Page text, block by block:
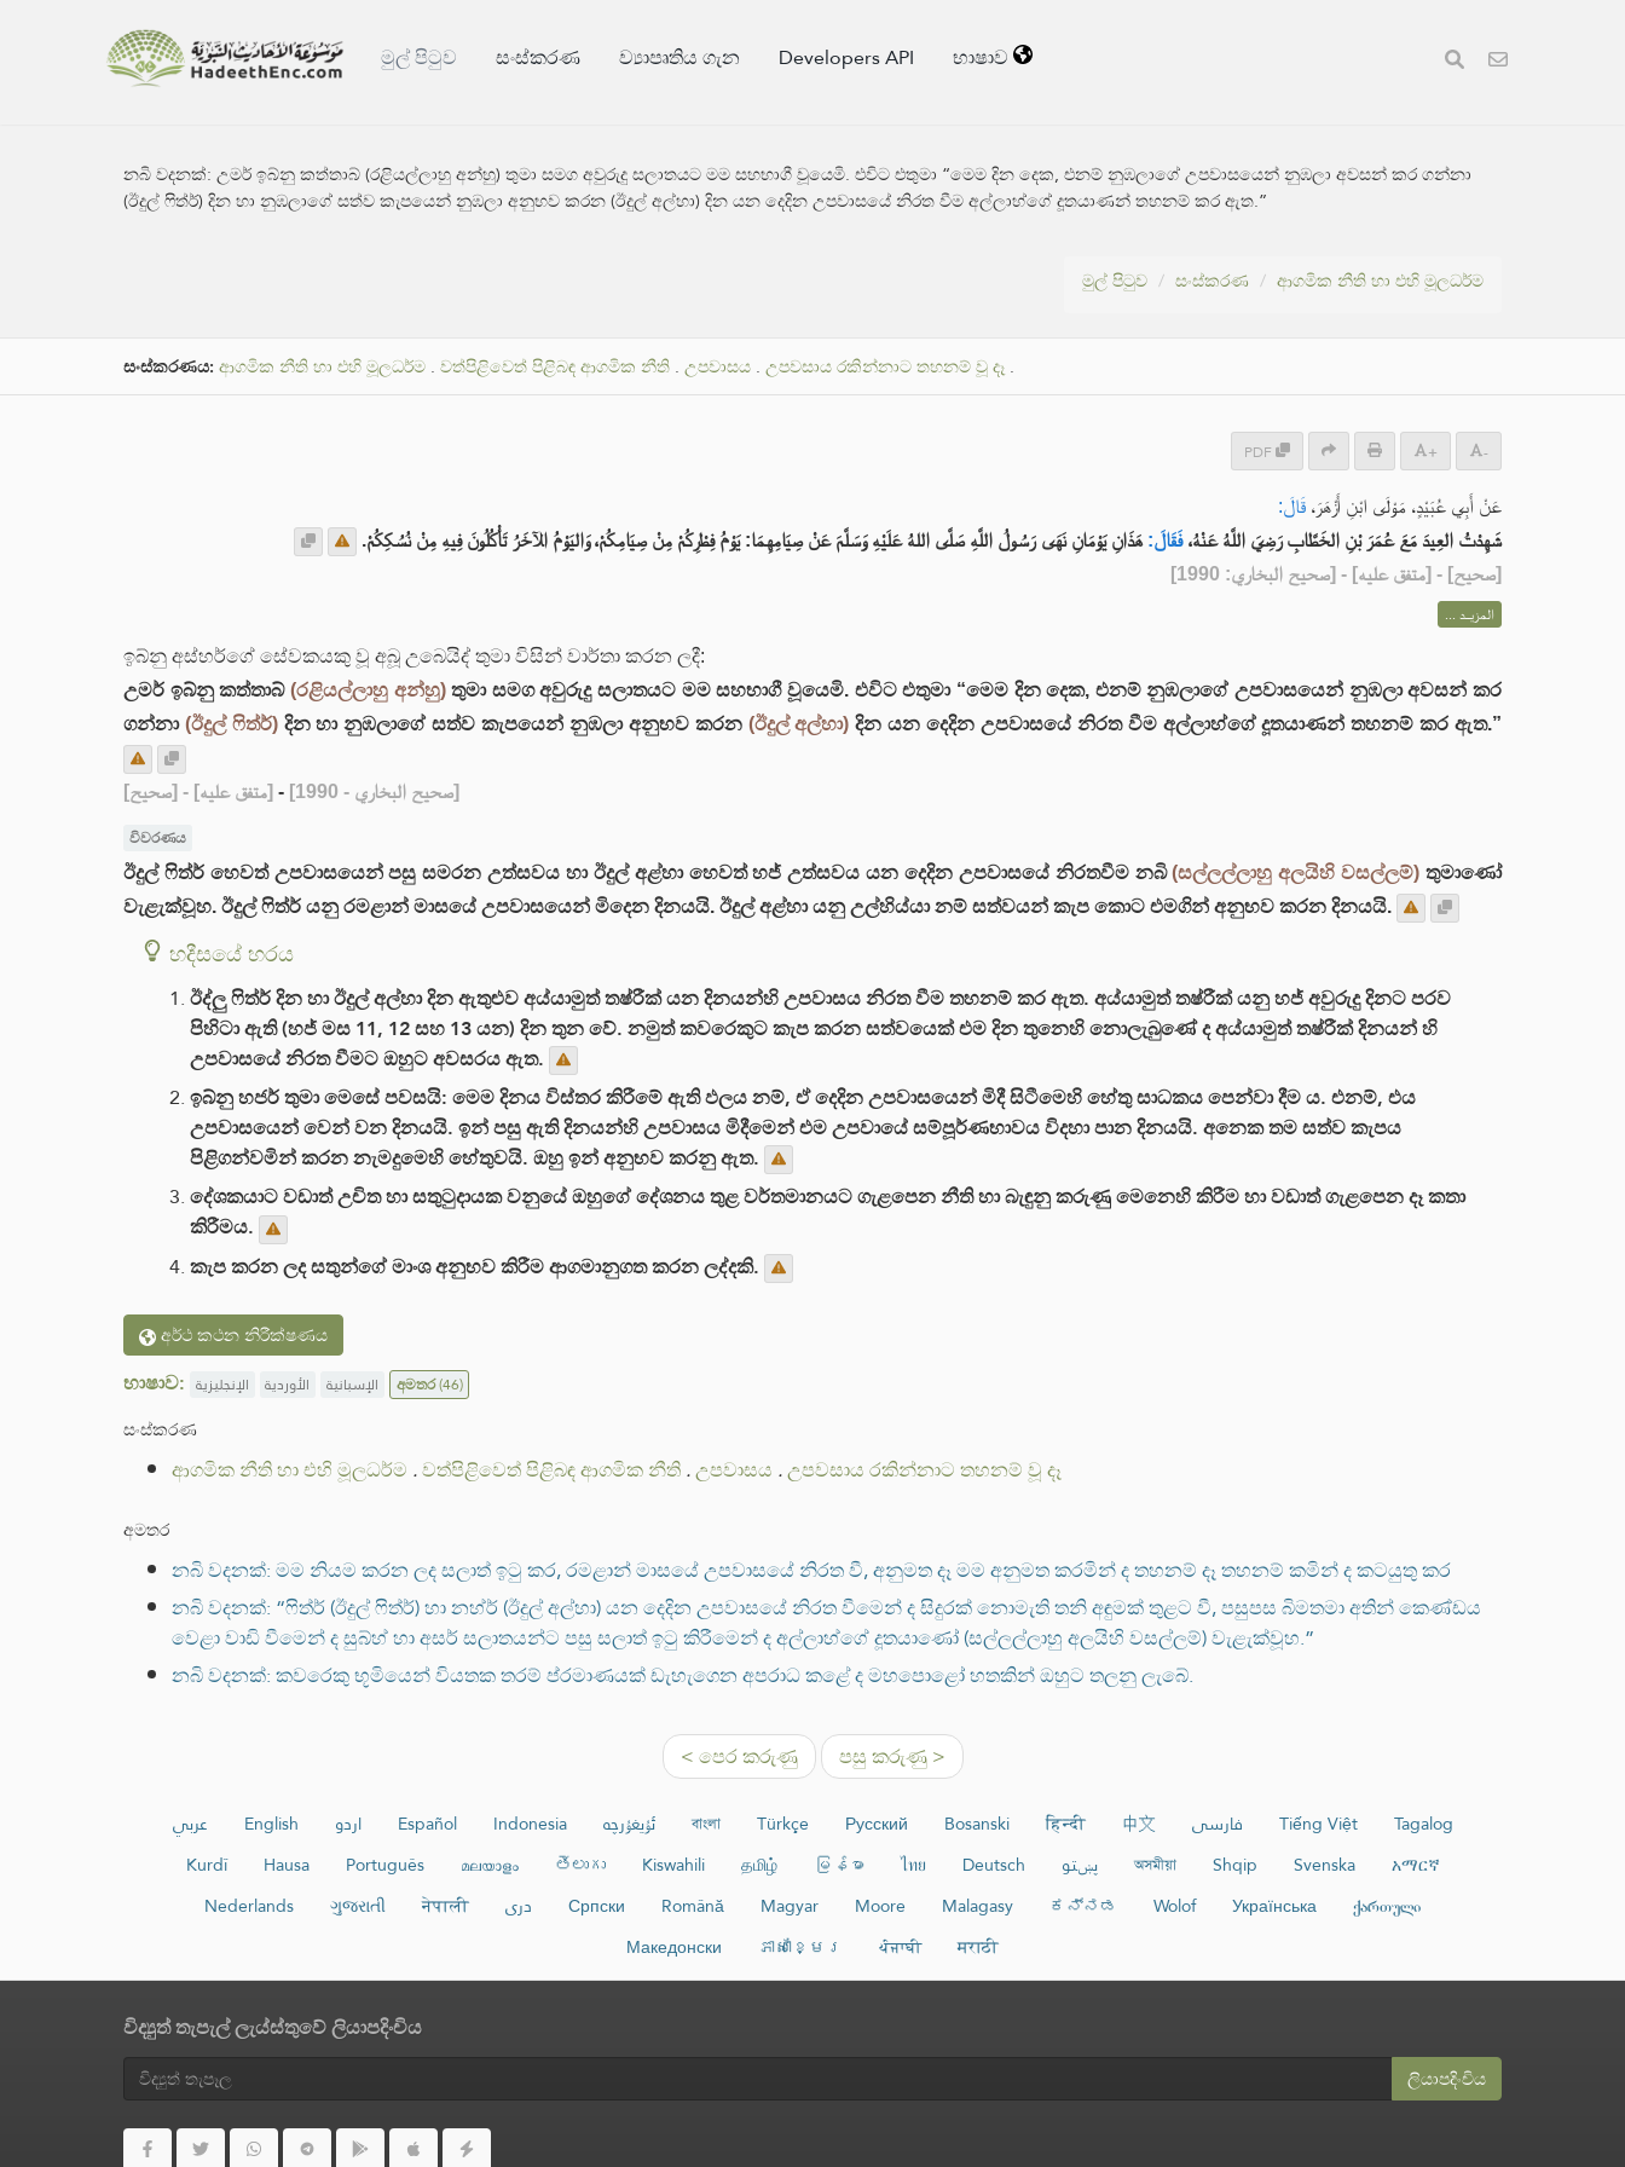
මුල් පිටුව සංස්කරණ ව්‍යාපෘතිය ගැන Developers API භාෂාව
නබි වදනක්:උමර් ඉබ්නු කත්තාබ් (රළියල්ලාහු අන්හු) තුමා සමග අවුරුදු සලාතයට මම සහභාගී වූයෙමි. එවිට එතුමා “මෙම දින දෙක, එනම් නුඹලාගේ උපවාසයෙන් නුඹලා අවසන් කර ගන්නා
(ඊදුල් ෆිත්ර්) දින හා නුඹලාගේ සත්ව කැපයෙන් නුඹලා අනුභව කරන (ඊදුල් අල්හා) දින යන දෙදින උපවාසයේ නිරත වීම අල්ලාහ්ගේ දූතයාණන් තහනම් කර ඇත.”
මුල් පිටුව සංස්කරණ ආගමික නීති හා එහි මූලධර්ම
සංස්කරණය: ආගමික නීති හා එහි මූලධර්ම . වත්පිළිවෙත් පිළිබඳ ආගමික නීති . උපවාසය . උපවසාය රකින්නාට තහනම් වූ දෑ.
PDF + -
عَنْ أَبِي عُبَيْدٍ، مَوْلَى ابْنِ أَزْهَرَ، قَالَ:
شَهِدْتُ العِيدَ مَعَ عُمَرَ بْنِ الخَطَّابِ رَضِيَ اللَّهُ عَنْهُ، فَقَالَ: هَذَانِ يَوْمَانِ نَهَى رَسُولُ اللَّهِ صَلَّى اللهُ عَلَيْهِ وَسَلَّمَ عَنْ صِيَامِهِمَا: يَوْمُ فِطْرِكُمْ مِنْ صِيَامِكُمْ، وَاليَوْمُ الآخَرُ تَأْكُلُونَ فِيهِ مِنْ نُسُكِكُمْ.
[صحيح] - [متفق عليه] - [صحيح البخاري: 1990]
المزيــد ...
ඉබ්නු අස්හර්ගේ සේවකයකු වූ අබූ උබෙයිද් තුමා විසින් වාර්තා කරන ලදී:
උමර් ඉබ්නු කත්තාබ් (රළියල්ලාහු අන්හු)තුමා සමග අවුරුදු සලාතයට මම සහභාගී වූයෙමි. එවිට එතුමා “මෙම දින දෙක, එනම් නුඹලාගේ උපවාසයෙන් නුඹලා අවසන් කර
ගන්නා (ඊදුල් ෆිත්ර්)දින හා නුඹලාගේ සත්ව කැපයෙන් නුඹලා අනුභව කරන (ඊදුල් අල්හා) දින යන දෙදින උපවාසයේ නිරත වීම අල්ලාහ්ගේ දූතයාණන් තහනම් කර ඇත.”
[صحيح] - [متفق عليه] - [صحيح البخاري - 1990]
විවරණය
ඊදුල් ෆිත්ර් හෙවත් උපවාසයෙන් පසු සමරන උත්සවය හා ඊදුල් අළ්හා හෙවත් හජ් උත්සවය යන දෙදින උපවාසයේ නිරතවීම නබි(සල්ලල්ලාහු අලයිහි වසල්ලම්) තුමාණෝ
වැළැක්වූහ. ඊදුල් ෆිත්ර් යනු රමළාන් මාසයේ උපවාසයෙන් මිදෙන දිනයයි. ඊදුල් අළ්හා යනු උල්හිය්යා නම් සත්වයන් කැප කොට එමගින් අනුභව කරන දිනයයි.
හදීසයේ හරය
ඊද්ලු ෆිත්ර් දින හා ඊදුල් අල්හා දින ඇතුළුව අය්යාමුත් තෂ්රීක් යන දිනයන්හි උපවාසය නිරත වීම තහනම් කර ඇත. අය්යාමුත් තෂ්රීක් යනු හජ් අවුරුදු දිනට පරව
පිහිටා ඇති (හජ් මස 11, 12 සහ 13 යන) දින තුන වේ. නමුත් කවරෙකුට කැප කරන සත්වයෙක් එම දින තුනෙහි නොලැබුණේ ද අය්යාමුත් තෂ්රීක් දිනයන් හි
උපවාසයේ නිරත වීමට ඔහුට අවසරය ඇත.
ඉබ්නු හජර් තුමා මෙසේ පවසයි: මෙම දිනය විස්තර කිරීමේ ඇති ඵලය නම්, ඒ දෙදින උපවාසයෙන් මිදී සිටීමෙහි හේතු සාධකය පෙන්වා දීම ය. එනම්, එය
උපවාසයෙන් වෙන් වන දිනයයි. ඉන් පසු ඇති දිනයන්හි උපවාසය මිදීමෙන් එම උපවායේ සම්පූර්ණභාවය විදහා පාන දිනයයි. අනෙක තම සත්ව කැපය
පිළිගන්වමින් කරන නැමදුමෙහි හේතුවයි. ඔහු ඉන් අනුභව කරනු ඇත.
දේශකයාට වඩාත් උචිත හා සතුටුදායක වනුයේ ඔහුගේ දේශනය තුළ වර්තමානයට ගැළපෙන නීති හා බැඳුනු කරුණු මෙනෙහි කිරීම හා වඩාත් ගැළපෙන දෑ කතා
කිරීමය.
කැප කරන ලද සතුන්ගේ මාංශ අනුභව කිරීම ආගමානුගත කරන ලද්දකි.
අර්ථ කථන නිරීක්ෂණය
භාෂාව: الإنجليزية الأوردية الإسبانية අමතර(46)
සංස්කරණ
ආගමික නීති හා එහි මූලධර්ම .වත්පිළිවෙත් පිළිබඳ ආගමික නීති.උපවාසය .උපවසාය රකින්නාට තහනම් වූ දෑ
අමතර
නබි වදනක්: මම නියම කරන ලද සලාත් ඉටු කර, රමළාන් මාසයේ උපවාසයේ නිරත වී, අනුමත දෑ මම අනුමත කරමින් ද තහනම් දෑ තහනම් කමින් ද කටයුතු කර
නබි වදනක්: “ෆිත්ර් (ඊදුල් ෆිත්ර්) හා නහ්ර් (ඊදුල් අල්හා) යන දෙදින උපවාසයේ නිරත වීමෙන් ද සිදුරක් නොමැති තනි අඳුමක් තුළට වී, පසුපස බිමතමා අතින් කෙණ්ඩය
වෙළා වාඩි වීමෙන් ද සුබ්හ් හා අසර් සලාතයන්ට පසු සලාත් ඉටු කිරීමෙන් ද අල්ලාහ්ගේ දූතයාණෝ (සල්ලල්ලාහු අලයිහි වසල්ලම්) වැළැක්වූහ.”
නබි වදනක්: කවරෙකු භූමියෙන් වියතක තරම් ප්රමාණයක් ඩැහැගෙන අපරාධ කළේ ද මහපොළෝ හතකින් ඔහුට තලනු ලැබේ.
< පෙර කරුණු පසු කරුණු >
عربي English اردو Español Indonesia ئۇيغۇرچە বাংলা Türkçe Русский Bosanski हिन्दी 中文 فارسی Tiếng Việt
Tagalog
Kurdî
Hausa Português മലയാളം తెలుగు Kiswahili தமிழ் မြန်မာ ไทย Deutsch پښتو অসমীয়া Shqip Svenska
አማርኛ
Nederlands
ગુજરાતી नेपाली دری Српски Română Magyar Moore Malagasy ಕನ್ನಡ Wolof Українська
ქართული
Македонски
ភាសាខ្មែរ ਪੰਜਾਬੀ मराठी
විද්‍යුත් තැපැල් ලැය්ස්තුවේ ලියාපදිංචිය
ලියාපදිංචිය